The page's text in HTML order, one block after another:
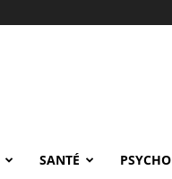
SANTÉ PSYCHO